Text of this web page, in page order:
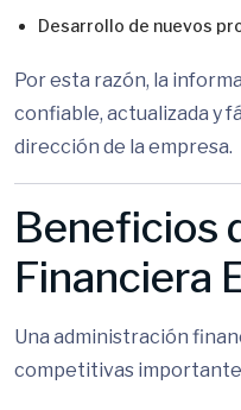
Desarrollo de nuevos
Por esta razón, la
confiable, actualizada y
dirección de la empresa.
Beneficios
Financiera
Una administración
competitivas